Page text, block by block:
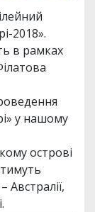
2018».
в рамках
у нашому
острові
Австралії,